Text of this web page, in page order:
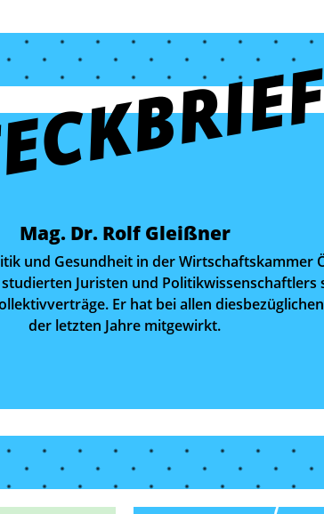
Mag. Dr. Rolf Gleißner
und Gesundheit in der Wirtschaftskammer
Juristen und Politikwissenschaftlers
Er hat bei allen
der letzten Jahre mitgewirkt.